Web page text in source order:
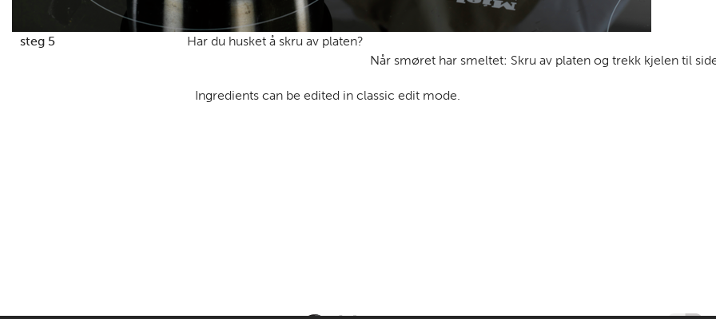
steg 5
Når smøret har smeltet: Skru av platen og trekk kjelen til
Ingredients can be edited in classic edit mode.
Har du husket å skru av platen?